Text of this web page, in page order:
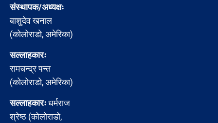
संस्थापक/अध्यक्षः
बाशुदेव खनाल
(कोलोराडो, अमेरिका)
सल्लाहकारः
रामचन्द्र पन्त
(कोलोराडो, अमेरिका)
सल्लाहकारःधर्मराज
श्रेष्ठ (कोलोराडो,